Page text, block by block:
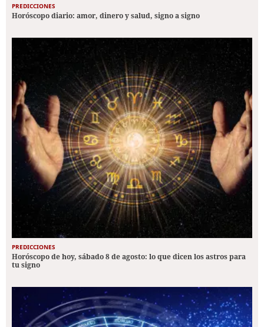
PREDICCIONES
Horóscopo diario: amor, dinero y salud, signo a signo
PREDICCIONES
Horóscopo de hoy, sábado 8 de agosto: lo que dicen los astros para
tu signo